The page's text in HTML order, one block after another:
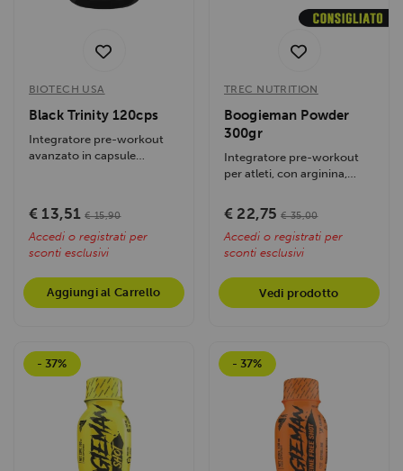
BIOTECH USA
Black Trinity 120cps
Integratore pre-workout
avanzato in capsule
€ 13,51 € 15,90
Accedi o registrati per
sconti esclusivi
Aggiungi al Carrello
TREC NUTRITION
Boogieman Powder
300gr
Integratore pre-workout
per atleti, con arginina,
caffeina,...
€ 22,75 € 35,00
Accedi o registrati per
sconti esclusivi
Vedi prodotto
- 37% - 37%